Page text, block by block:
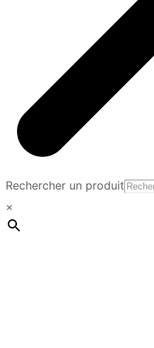
Rechercher un produit
×